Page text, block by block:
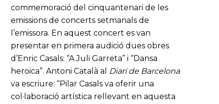
commemoració del cinquantenari de les
emissions de concerts setmanals de
l’emissora. En aquest concert es van
presentar en primera audició dues obres
d’Enric Casals: “A Juli Garreta” i “Dansa
heroica”. Antoni Català al Diari de Barcelona
va escriure: “Pilar Casals va oferir una
col·laboració artística rellevant en aquesta